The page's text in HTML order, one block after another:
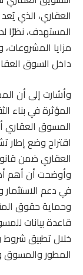
العقاري، الذي
المستهدف، نظرًا
مزايا
داخل السوق
وأشارت إلى أن
المؤثرة في بناء
المسوق العقاري
اقتراح وضع إطار
العقاري ضمن
وأوضحت أن أهم
في دعم الاستثمار
وحماية حقوق
قاعدة بيانات
خلال تطبيق شروط
المطور والمسوق